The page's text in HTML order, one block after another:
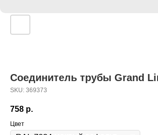
Соединитель трубы Grand
SKU: 369373
758 р.
Цвет